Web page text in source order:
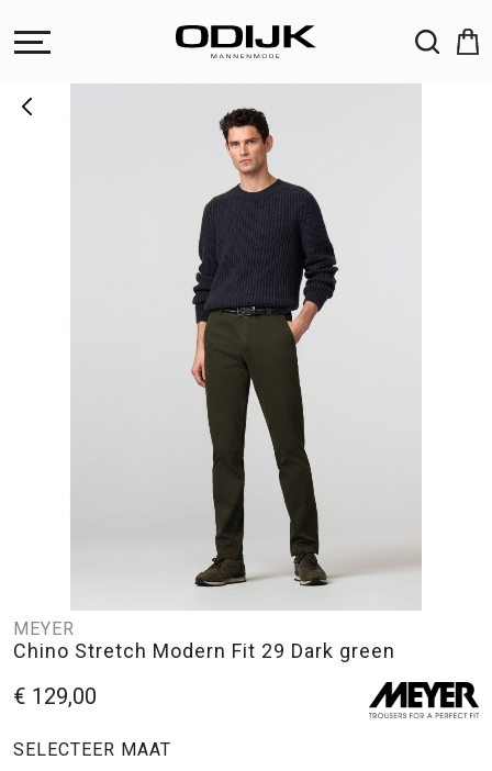
MEYER
Chino Stretch Modern Fit 29 Dark green
€ 129,00
SELECTEER MAAT